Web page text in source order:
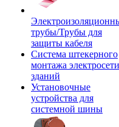
трубы/Трубы для
защиты кабеля
Система штекерного
монтажа электросети
зданий
Установочные
устройства для
системной шины